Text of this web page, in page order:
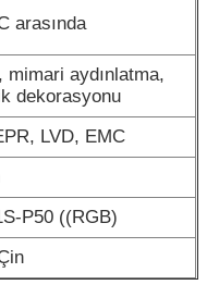
arasında
mimari aydınlatma,
dekorasyonu
LVD, EMC
P50 ((RGB)